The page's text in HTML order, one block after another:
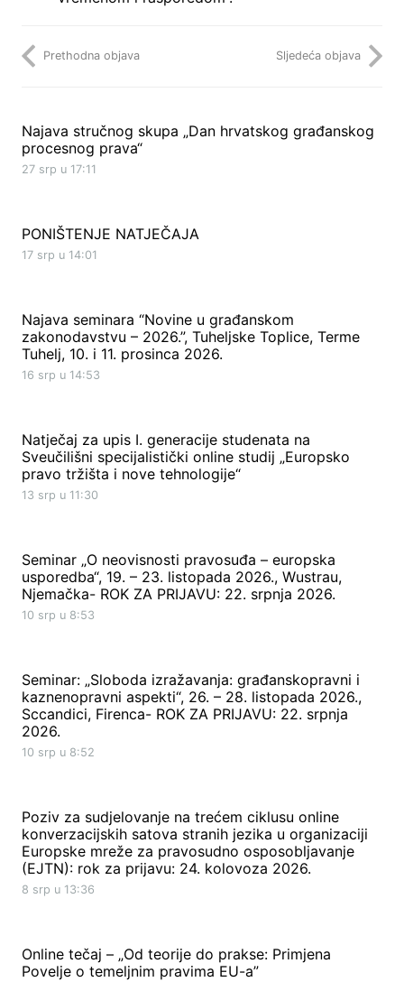
Prethodna objava Sljedeća objava
Najava stručnog skupa „Dan hrvatskog građanskog
procesnog prava“
27 srp u 17:11
PONIŠTENJE NATJEČAJA
17 srp u 14:01
Najava seminara “Novine u građanskom
zakonodavstvu – 2026.”, Tuheljske Toplice, Terme
Tuhelj, 10. i 11. prosinca 2026.
16 srp u 14:53
Natječaj za upis I. generacije studenata na
Sveučilišni specijalistički online studij „Europsko
pravo tržišta i nove tehnologije“
13 srp u 11:30
Seminar „O neovisnosti pravosuđa – europska
usporedba“, 19. – 23. listopada 2026., Wustrau,
Njemačka- ROK ZA PRIJAVU: 22. srpnja 2026.
10 srp u 8:53
Seminar: „Sloboda izražavanja: građanskopravni i
kaznenopravni aspekti“, 26. – 28. listopada 2026.,
Sccandici, Firenca- ROK ZA PRIJAVU: 22. srpnja
2026.
10 srp u 8:52
Poziv za sudjelovanje na trećem ciklusu online
konverzacijskih satova stranih jezika u organizaciji
Europske mreže za pravosudno osposobljavanje
(EJTN): rok za prijavu: 24. kolovoza 2026.
8 srp u 13:36
Online tečaj – „Od teorije do prakse: Primjena
Povelje o temeljnim pravima EU-a”